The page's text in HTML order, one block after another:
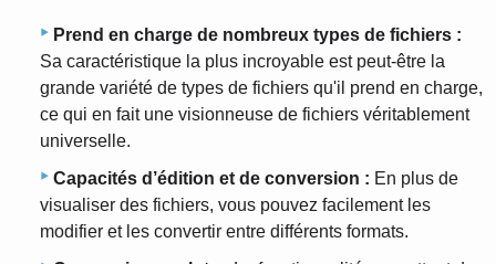
Prend en charge de nombreux types de fichiers :
Sa caractéristique la plus incroyable est peut-être la
grande variété de types de fichiers qu'il prend en charge,
ce qui en fait une visionneuse de fichiers véritablement
universelle.
Capacités d’édition et de conversion : En plus de
visualiser des fichiers, vous pouvez facilement les
modifier et les convertir entre différents formats.